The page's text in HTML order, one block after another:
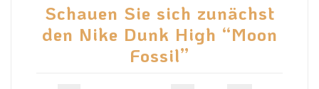
Schauen Sie sich zunächst
den Nike Dunk High “Moon
Fossil”